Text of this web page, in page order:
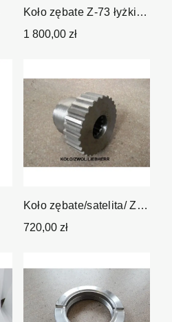
Koło zębate Z-73 łyżki
chwytakowej GM8 GM10
1 800,00 zł
Koło zębate/satelita/ Z-
27 Z-14
720,00 zł